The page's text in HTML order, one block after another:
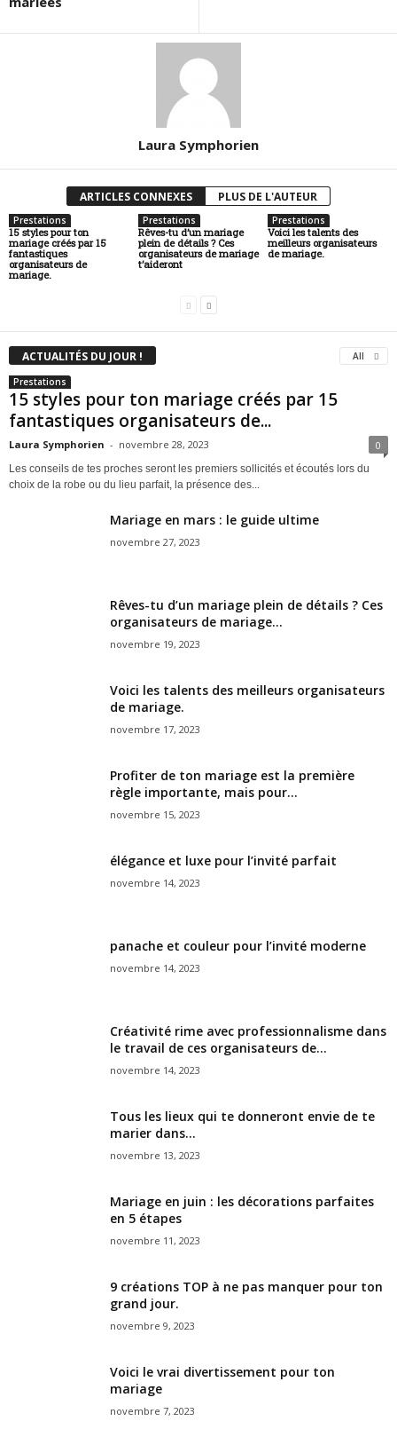
Laura Symphorien
ARTICLES CONNEXES PLUS DE L'AUTEUR
Prestations
15 styles pour ton
mariage créés par 15
fantastiques
organisateurs de
mariage.
Prestations
Rêves-tu d’un mariage
plein de détails ? Ces
organisateurs de mariage
t’aideront
Prestations
Voici les talents des
meilleurs organisateurs
de mariage.
ACTUALITÉS DU JOUR ! All
Prestations
15 styles pour ton mariage créés par 15
fantastiques organisateurs de...
Laura Symphorien - novembre 28, 2023 0
Les conseils de tes proches seront les premiers sollicités et écoutés lors du
choix de la robe ou du lieu parfait, la présence des...
Mariage en mars : le guide ultime
novembre 27, 2023
Rêves-tu d’un mariage plein de détails ? Ces
organisateurs de mariage...
novembre 19, 2023
Voici les talents des meilleurs organisateurs
de mariage.
novembre 17, 2023
Profiter de ton mariage est la première
règle importante, mais pour...
novembre 15, 2023
élégance et luxe pour l’invité parfait
novembre 14, 2023
panache et couleur pour l’invité moderne
novembre 14, 2023
Créativité rime avec professionnalisme dans
le travail de ces organisateurs de...
novembre 14, 2023
Tous les lieux qui te donneront envie de te
marier dans...
novembre 13, 2023
Mariage en juin : les décorations parfaites
en 5 étapes
novembre 11, 2023
9 créations TOP à ne pas manquer pour ton
grand jour.
novembre 9, 2023
Voici le vrai divertissement pour ton
mariage
novembre 7, 2023